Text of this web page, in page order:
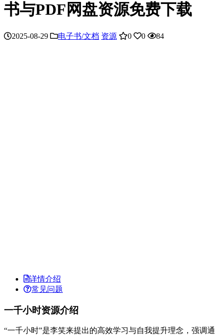
书与PDF网盘资源免费下载
2025-08-29 电子书/文档 资源 0 0 84
详情介绍
常见问题
一千小时资源介绍
“一千小时”是李笑来提出的高效学习与自我提升理念，强调通